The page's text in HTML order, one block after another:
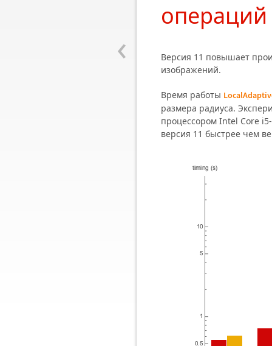
‹
операций
Версия 11 повышает
изображений.
Время работы
размера радиуса.
процессором Intel Core
версия 11 быстрее чем